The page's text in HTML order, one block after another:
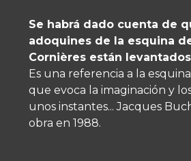
Se habrá dado cuenta de
adoquines de la esquina
Cornières están
Es una referencia a la
que evoca la imaginación y
unos instantes... Jacques
obra en 1988.